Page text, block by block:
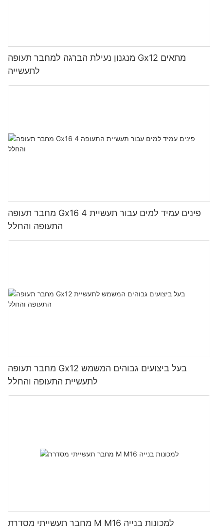
מנגנון נעילת הברגה למחבר תעופה Gx12 מתאים
לתעשייה
מחבר תעופה Gx16 4 פינים עמיד למים עבור תעשיית
התעופה והחלל
מחבר תעופה Gx12 בעל ביצועים גבוהים המשמש
לתעשיית התעופה והחלל
מחבר תעשייתי מסדרת M M16 למכונות בנייה